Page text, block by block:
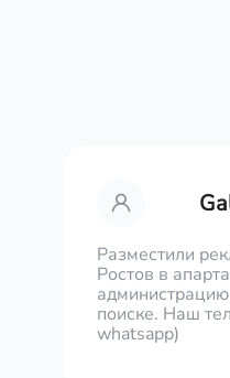
Разместили
Ростов в
администрацию
поиске. Наш
whatsapp)